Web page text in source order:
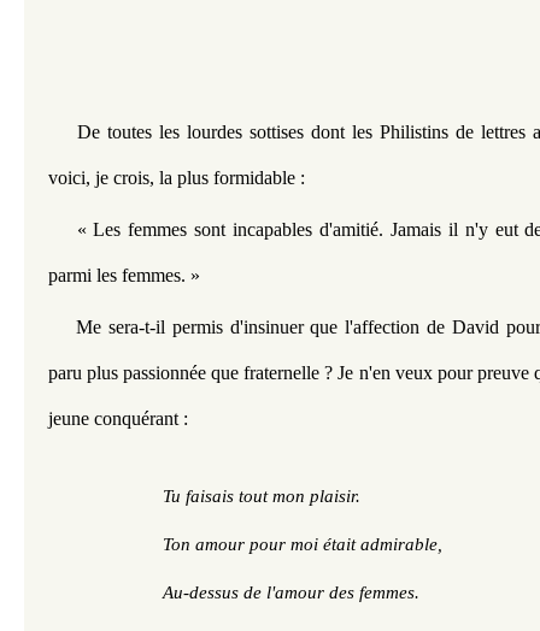
De toutes les lourdes sottises dont les Philistins de lettres
voici, je crois, la plus formidable :
« Les femmes sont incapables d'amitié. Jamais il n'y eut
parmi les femmes. »
Me sera-t-il permis d'insinuer que l'affection de David
paru plus passionnée que fraternelle ? Je n'en veux pour preuve
jeune conquérant :
Tu faisais tout mon plaisir.
Ton amour pour moi était admirable,
Au-dessus de l'amour des femmes.